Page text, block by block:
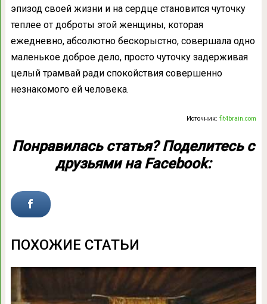
эпизод своей жизни и на сердце становится чуточку
теплее от доброты этой женщины, которая
ежедневно, абсолютно бескорыстно, совершала одно
маленькое доброе дело, просто чуточку задерживая
целый трамвай ради спокойствия совершенно
незнакомого ей человека.
Источник:fit4brain.com
Понравилась статья? Поделитесь с
друзьями на Facebook:
ПОХОЖИЕ СТАТЬИ